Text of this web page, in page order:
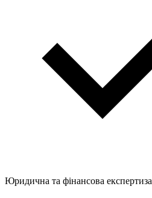
Юридична та фінансова експертиза